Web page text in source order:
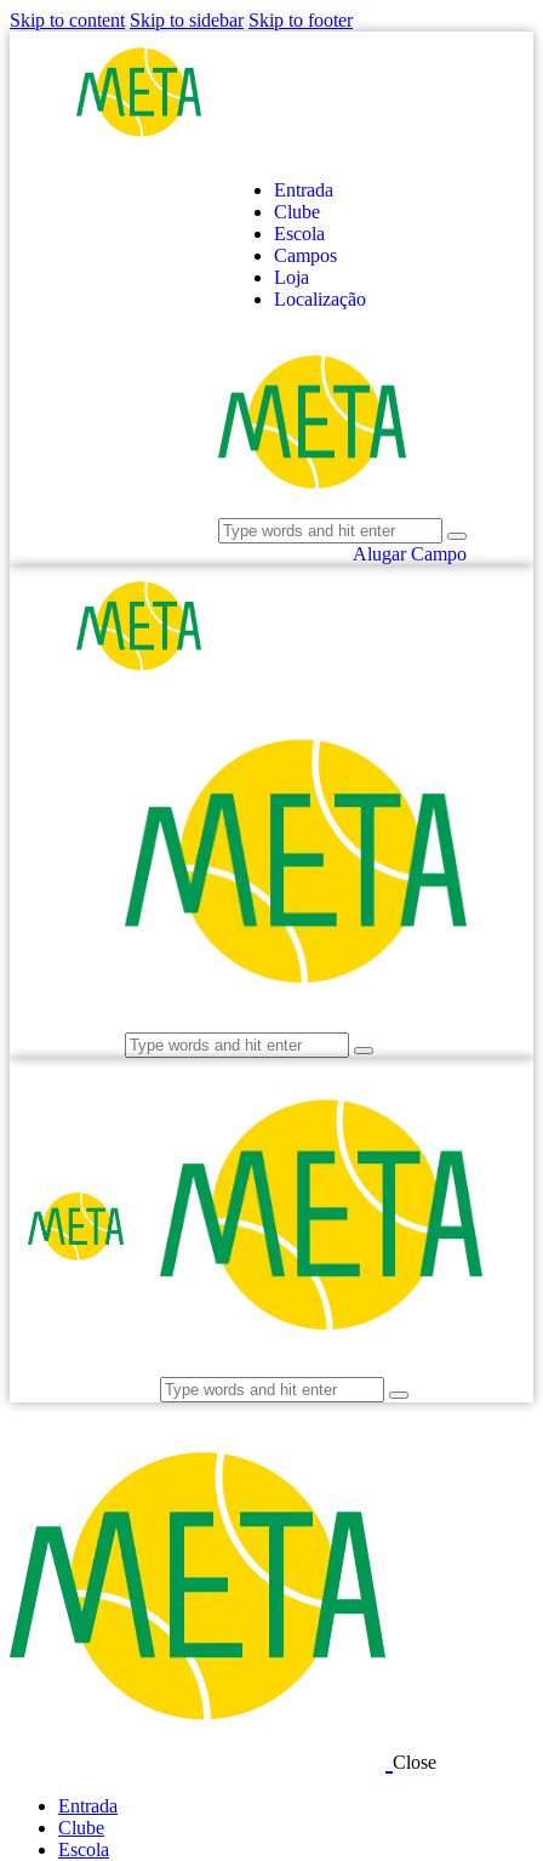
Skip to content Skip to sidebar Skip to footer
Entrada
Clube
Escola
Campos
Loja
Localização
Alugar Campo
Close
Entrada
Clube
Escola